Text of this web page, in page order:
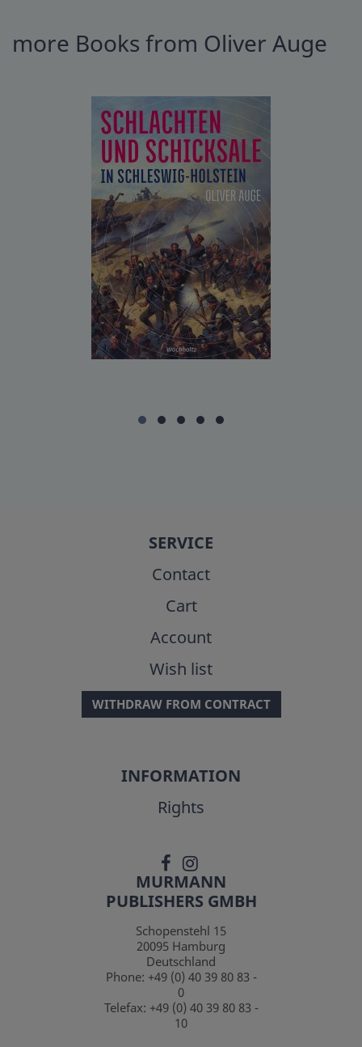
more Books from Oliver Auge
SERVICE
Contact
Cart
Account
Wish list
WITHDRAW FROM CONTRACT
INFORMATION
Rights
MURMANN
PUBLISHERS GMBH
Schopenstehl 15
20095 Hamburg
Deutschland
Phone: +49 (0) 40 39 80 83 -
0
Telefax: +49 (0) 40 39 80 83 -
10